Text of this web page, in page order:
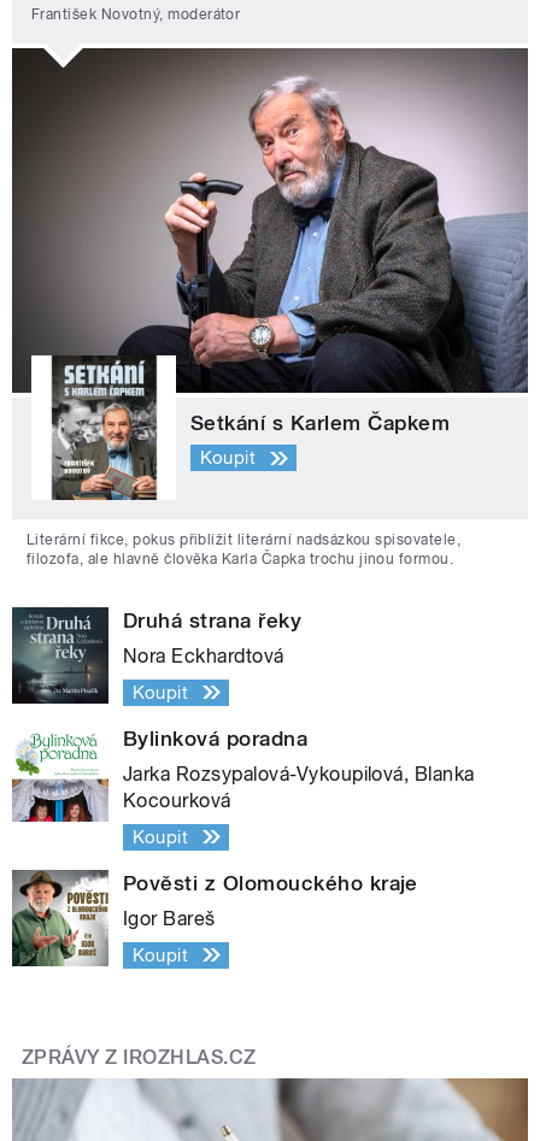
František Novotný, moderátor
Setkání s Karlem Čapkem
Koupit
Literární fikce, pokus přiblížit literární nadsázkou spisovatele,
filozofa, ale hlavně člověka Karla Čapka trochu jinou formou.
Druhá strana řeky
Nora Eckhardtová
Koupit
Bylinková poradna
Jarka Rozsypalová-Vykoupilová, Blanka
Kocourková
Koupit
Pověsti z Olomouckého kraje
Igor Bareš
Koupit
ZPRÁVY Z IROZHLAS.CZ